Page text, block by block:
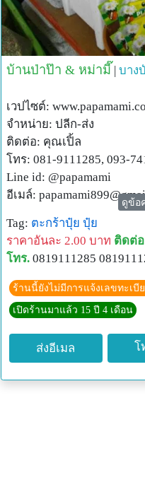
บ้านป่าป๊า & หม่ามี๊ | บาง
เวปไซต์:
จำหน่าย: ปลีก-ส่ง
ติดต่อ: คุณเปิ้ล
โทร: 081-9111285, 093-
Line id: @papamami
อีเมล์:
http://
&Id=539360476
พิกัดGPSของร้าน:
N13o54' 12.3"
E100o24' 27.8"
ดูข้อ
Tag: ตะกร้าปุ๋ย ปุ๋ย
ราคาอันละ 2.00 บาท ติดต่อ
โทร. 0819111285
ร้านนี้ยังไม่มีการแจ้งเลขทะเบี
เปิดร้านมาแล้ว 15 ปี 4 เดือน
ส่งอีเมล โ